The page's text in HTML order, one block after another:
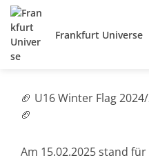
Frankfurt Universe
🏈 U16 Winter Flag
🏈
Am 15.02.2025 stand